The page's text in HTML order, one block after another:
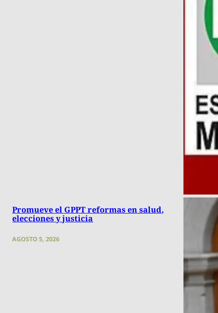
Promueve el GPPT reformas en salud,
elecciones y justicia
AGOSTO 5, 2026